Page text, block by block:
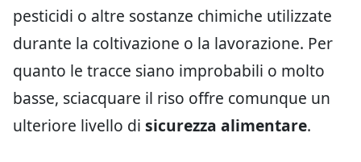
pesticidi o altre sostanze chimiche utilizzate
durante la coltivazione o la lavorazione. Per
quanto le tracce siano improbabili o molto
basse, sciacquare il riso offre comunque un
ulteriore livello di sicurezza alimentare.